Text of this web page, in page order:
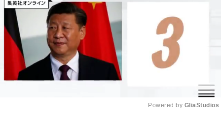
Powered by GliaStudios